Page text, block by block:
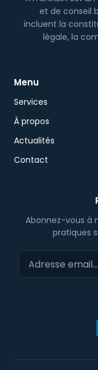
et de conseil
incluent la
légale, la
Menu
Services
À propos
Actualités
Contact
Abonnez-vous à
pratiques